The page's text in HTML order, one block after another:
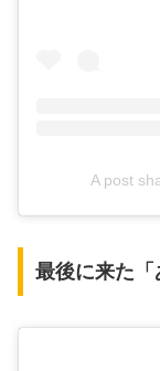
A post
最後に来た「